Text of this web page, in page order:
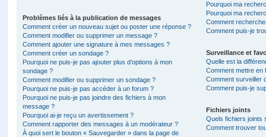
Problèmes liés à la publication de messages
Comment créer un nouveau sujet ou poster une réponse ?
Comment modifier ou supprimer un message ?
Comment ajouter une signature à mes messages ?
Comment créer un sondage ?
Pourquoi ne puis-je pas ajouter plus d’options à mon
sondage ?
Comment modifier ou supprimer un sondage ?
Pourquoi ne puis-je pas accéder à un forum ?
Pourquoi ne puis-je pas joindre des fichiers à mon
message ?
Pourquoi ai-je reçu un avertissement ?
Comment rapporter des messages à un modérateur ?
À quoi sert le bouton « Sauvegarder » dans la page de
Pourquoi ma
Pourquoi ma
Comment
Comment puis-je
Surveillance et
Quelle est la
Comment mettre en
Comment surveiller
Comment puis-je
Fichiers joints
Quels fichiers joints
Comment trouver